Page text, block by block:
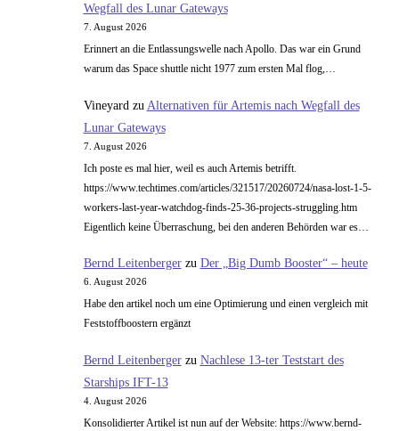
Wegfall des Lunar Gateways
7. August 2026
Erinnert an die Entlassungswelle nach Apollo. Das war ein Grund
warum das Space shuttle nicht 1977 zum ersten Mal flog,…
Vineyard zu Alternativen für Artemis nach Wegfall des
Lunar Gateways
7. August 2026
Ich poste es mal hier, weil es auch Artemis betrifft.
https://www.techtimes.com/articles/321517/20260724/nasa-lost-1-5-
workers-last-year-watchdog-finds-25-36-projects-struggling.htm
Eigentlich keine Überraschung, bei den anderen Behörden war es…
Bernd Leitenbergerzu Der „Big Dumb Booster“ – heute
6. August 2026
Habe den artikel noch um eine Optimierung und einen vergleich mit
Feststoffboostern ergänzt
Bernd Leitenbergerzu Nachlese 13-ter Teststart des
Starships IFT-13
4. August 2026
Konsolidierter Artikel ist nun auf der Website: https://www.bernd-